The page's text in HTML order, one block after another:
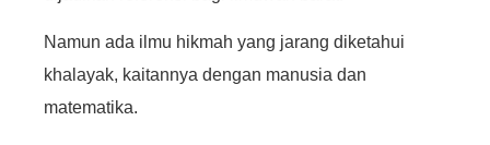
Namun ada ilmu hikmah yang jarang diketahui
khalayak, kaitannya dengan manusia dan
matematika.